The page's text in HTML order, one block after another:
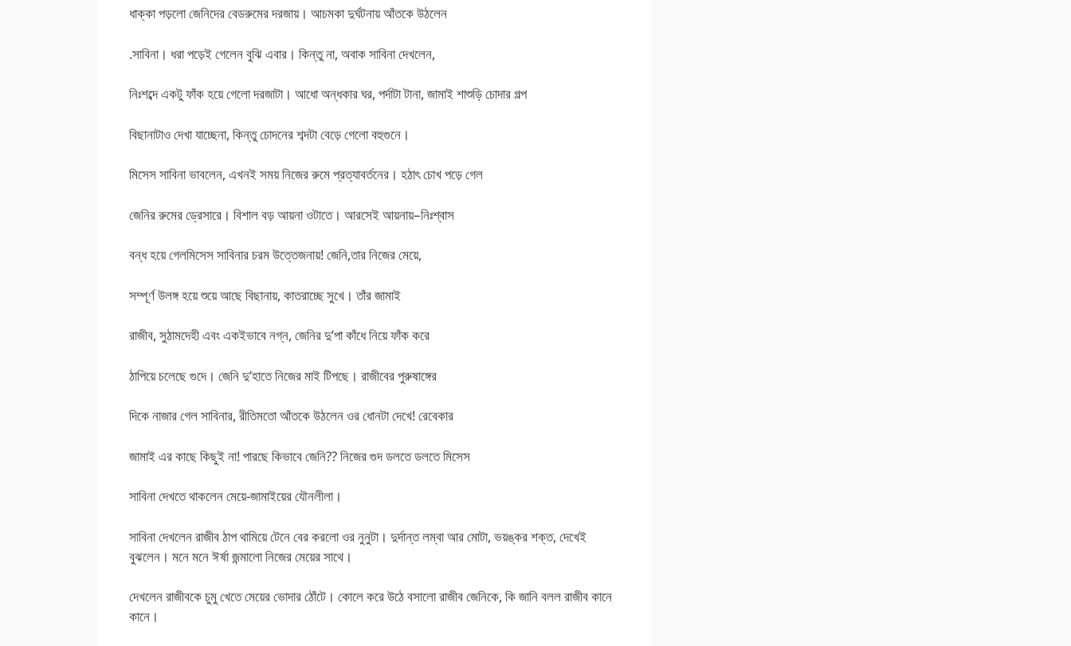
ধাক্কা পড়লো জেনিদের বেডরুমের দরজায়। আচমকা দুর্ঘটনায় আঁতকে উঠলেন
.সাবিনা। ধরা পড়েই গেলেন বুঝি এবার। কিন্তু না, অবাক সাবিনা দেখলেন,
নিঃশব্দে একটু ফাঁক হয়ে গেলো দরজাটা। আধো অন্ধকার ঘর, পর্দাটা টানা, জামাই শাশুড়ি চোদার গল্প
বিছানাটাও দেখা যাচ্ছেনা, কিন্তু চোদনের শব্দটা বেড়ে গেলো বহুগুনে।
মিসেস সাবিনা ভাবলেন, এখনই সময় নিজের রুমে প্রত্যাবর্তনের। হঠাৎ চোখ পড়ে গেল
জেনির রুমের ড্রেসারে। বিশাল বড় আয়না ওটাতে। আরসেই আয়নায়–নিঃশ্বাস
বন্ধ হয়ে গেলমিসেস সাবিনার চরম উত্তেজনায়! জেনি,তার নিজের মেয়ে,
সম্পূর্ণ উলঙ্গ হয়ে শুয়ে আছে বিছানায়, কাতরাচ্ছে সুখে। তাঁর জামাই
রাজীব, সুঠামদেহী এবং একইভাবে নগ্ন, জেনির দু’পা কাঁধে নিয়ে ফাঁক করে
ঠাপিয়ে চলেছে গুদে। জেনি দু’হাতে নিজের মাই টিপছে। রাজীবের পুরুষাঙ্গের
দিকে নাজার গেল সাবিনার, রীতিমতো আঁতকে উঠলেন ওর ধোনটা দেখে! রেবেকার
জামাই এর কাছে কিছুই না! পারছে কিভাবে জেনি?? নিজের গুদ ডলতে ডলতে মিসেস
সাবিনা দেখতে থাকলেন মেয়ে-জামাইয়ের যৌনলীলা।
সাবিনা দেখলেন রাজীব ঠাপ থামিয়ে টেনে বের করলো ওর নুনুটা। দুর্দান্ত লম্বা আর মোটা, ভয়ঙ্কর শক্ত, দেখেই
বুঝলেন। মনে মনে ঈর্ষা জন্মালো নিজের মেয়ের সাথে।
দেখলেন রাজীবকে চুমু খেতে মেয়ের ভোদার ঠোঁটে। কোলে করে উঠে বসালো রাজীব জেনিকে, কি জানি বলল রাজীব কানে
কানে।